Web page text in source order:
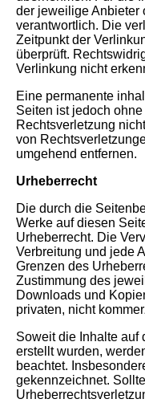
der jeweilige Anbieter
verantwortlich. Die
Zeitpunkt der
überprüft.
Verlinkung nicht
Eine permanente
Seiten ist jedoch
Rechtsverletzung
von
umgehend entfernen.
Urheberrecht
Die durch die
Werke auf diesen
Urheberrecht. Die
Verbreitung und jede
Grenzen des
Zustimmung des
Downloads und
privaten, nicht
Soweit die Inhalte auf
erstellt wurden,
beachtet.
gekennzeichnet.